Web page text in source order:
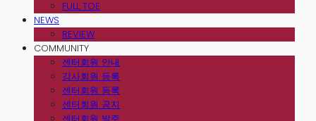
FULL TOE
NEWS
REVIEW
COMMUNITY
센터회원 안내
강사회원 등록
센터회원 등록
센터회원 공지
센터회원 발주